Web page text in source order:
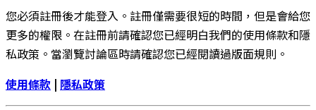
您必須註冊後才能登入。註冊僅需要很短的時間，但是會給您
更多的權限。在註冊前請確認您已經明白我們的使用條款和隱
私政策。當瀏覽討論區時請確認您已經閱讀過版面規則。
使用條款 | 隱私政策